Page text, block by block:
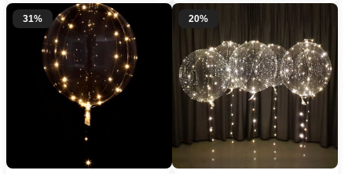
31% 20%